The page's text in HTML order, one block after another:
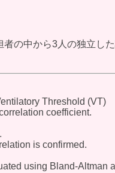
の中から3人の独立し
Threshold (VT)
coefficient.
is confirmed.
using Bland-Altman